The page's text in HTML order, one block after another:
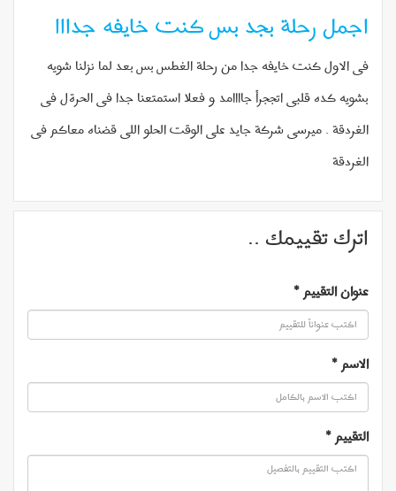
اجمل رحلة بجد بس كنت خايفه جدااا
فى الاول كنت خايفه جدا من رحلة الغطس بس بعد لما نزلنا شويه
بشويه كده قلبى اتججرأ جاااامد و فعلا استمتعنا جدا فى الحرةل فى
الغردقة . ميرسى شركة جايد على الوقت الحلو اللى قضناه معاكم فى
الغردقة
اترك تقييمك ..
عنوان التقييم*
الاسم*
التقييم*